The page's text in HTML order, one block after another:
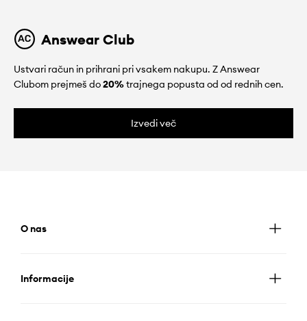
Answear Club
Ustvari račun in prihrani pri vsakem nakupu. Z Answear
Clubom prejmeš do20%trajnega popusta od od rednih cen.
Izvedi več
O nas
Informacije